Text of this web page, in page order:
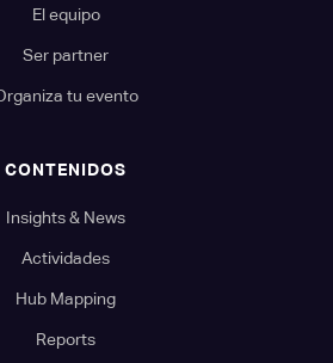
El equipo
Ser partner
tu evento
CONTENIDOS
Insights & News
Actividades
Hub Mapping
Reports